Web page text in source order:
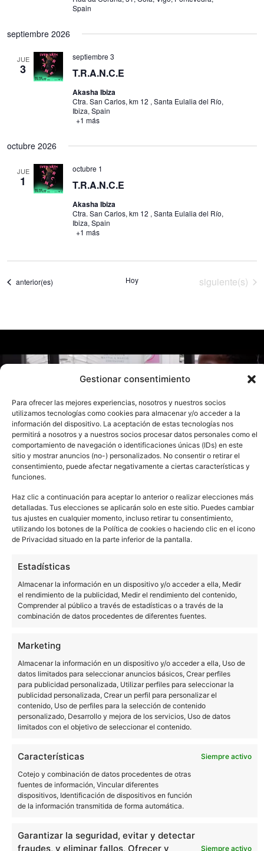
Gestionar consentimiento
utilizamos tecnologías como cookies para almacenar y/o acceder a la
permitirá a nosotros y a nuestros socios procesar datos personales como el
funciones.
detalladas. Tus elecciones se aplicarán solo en este sitio. Puedes cambiar
utilizando los botones de la Política de cookies o haciendo clic en el icono
Estadísticas
Almacenar la información en un dispositivo y/o acceder a ella, Medir
el rendimiento de la publicidad, Medir el rendimiento del contenido,
Comprender al público a través de estadísticas o a través de la
combinación de datos procedentes de diferentes fuentes.
Marketing
Almacenar la información en un dispositivo y/o acceder a ella, Uso de
datos limitados para seleccionar anuncios básicos, Crear perfiles
para publicidad personalizada, Utilizar perfiles para seleccionar la
publicidad personalizada, Crear un perfil para personalizar el
personalizado, Desarrollo y mejora de los servicios, Uso de datos
Características
Siempre activo
dispositivos, Identificación de dispositivos en función
Garantizar la seguridad, evitar y detectar
fraudes, y eliminar fallos, Ofrecer y
presentar publicidad y contenido.
Siempre activo
Denegar
Política de CookiesDeclaración de privacidad Impressum
JUE
T.R.A.N.C.E
septiembre 3
Akasha Ibiza
Ibiza, Spain
+1 más
JUE
T.R.A.N.C.E
octubre 1
Akasha Ibiza
Ibiza, Spain
+1 más
Eventos
anterior(es) Hoy Eventos
siguiente(s)